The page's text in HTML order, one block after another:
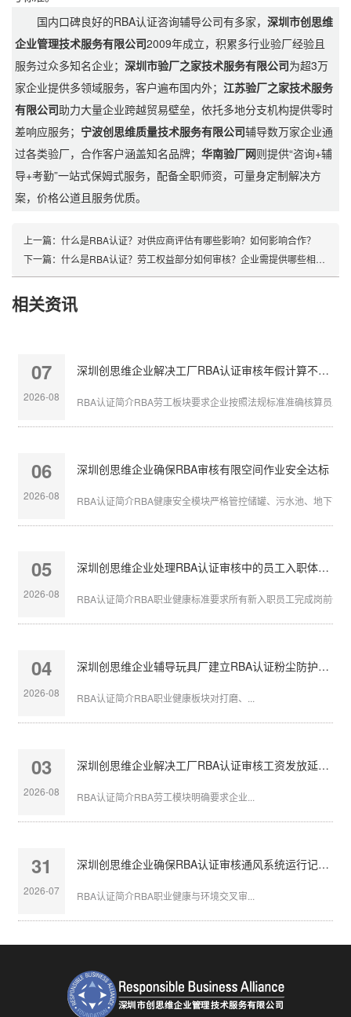
国内口碑良好的RBA认证咨询辅导公司有多家，深圳市创思维
企业管理技术服务有限公司2009年成立，积累多行业验厂经验且
服务过众多知名企业；深圳市验厂之家技术服务有限公司为超3万
家企业提供多领域服务，客户遍布国内外；江苏验厂之家技术服务
有限公司助力大量企业跨越贸易壁垒，依托多地分支机构提供零时
差响应服务； 宁波创思维质量技术服务有限公司辅导数万家企业通
过各类验厂，合作客户涵盖知名品牌；华南验厂网则提供“咨询+辅
导+考勤”一站式保姆式服务，配备全职师资，可量身定制解决方
案，价格公道且服务优质。
上一篇： 什么是RBA认证？对供应商评估有哪些影响？如何影响合作？
下一篇： 什么是RBA认证？劳工权益部分如何审核？企业需提供哪些相关证明材料？
相关资讯
07
2026-08
深圳创思维企业解决工厂RBA认证审核年假计算不准确
RBA认证简介RBA劳工板块要求企业按照法规标准准确核算员工
06
2026-08
深圳创思维企业确保RBA审核有限空间作业安全达标
RBA认证简介RBA健康安全模块严格管控储罐、污水池、地下管
05
2026-08
深圳创思维企业处理RBA认证审核中的员工入职体检缺失
RBA认证简介RBA职业健康标准要求所有新入职员工完成岗前体
04
2026-08
深圳创思维企业辅导玩具厂建立RBA认证粉尘防护体系
RBA认证简介RBA职业健康板块对打磨、...
03
2026-08
深圳创思维企业解决工厂RBA认证审核工资发放延迟问题
RBA认证简介RBA劳工模块明确要求企业...
31
2026-07
深圳创思维企业确保RBA认证审核通风系统运行记录完整
RBA认证简介RBA职业健康与环境交叉审...